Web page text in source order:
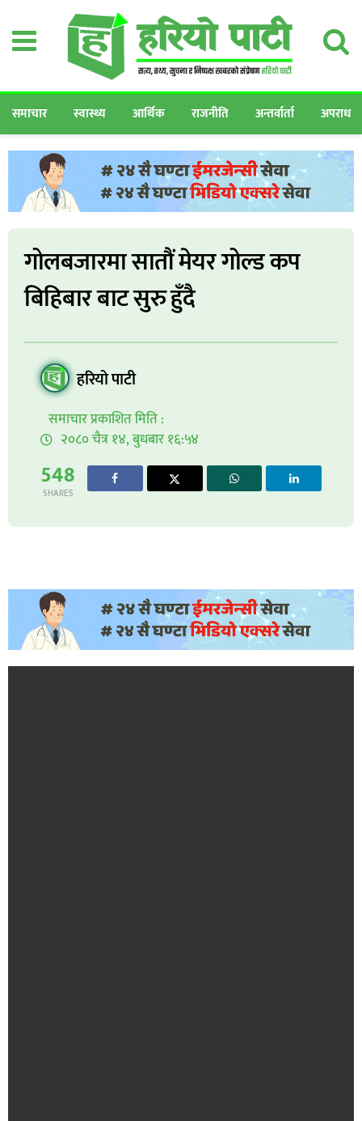
समाचार स्वास्थ्य आर्थिक राजनीति अन्तर्वार्ता अपराध
गोलबजारमा सातौं मेयर गोल्ड कप
बिहिबार बाट सुरु हुँदै
हरियो पाटी
समाचार प्रकाशित मिति :
२०८० चैत्र १४, बुधबार १६:५४
548
SHARES